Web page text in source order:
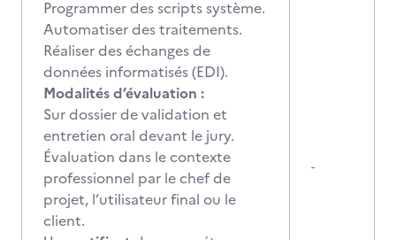
Programmer des scripts système.
Automatiser des traitements.
Réaliser des échanges de
données informatisés (EDI).
Modalités d’évaluation :
Sur dossier de validation et
entretien oral devant le jury.
Évaluation dans le contexte
professionnel par le chef de
projet, l’utilisateur final ou le
client.
-